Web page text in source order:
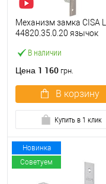
В наличии
Механизм замка CISA LL
44820.35.0.20 язычок
нержавеющая сталь
Цена 1 160 грн.
В корзину
Купить в 1 клик
Новинка
Советуем